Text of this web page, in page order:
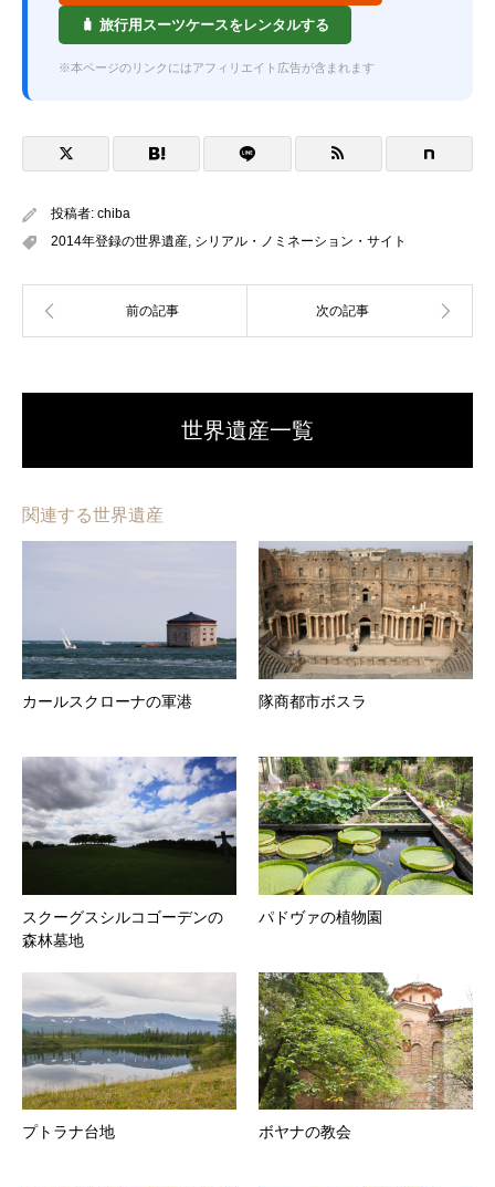
🧳 旅行用スーツケースをレンタルする
※本ページのリンクにはアフィリエイト広告が含まれます
投稿者: chiba
2014年登録の世界遺産, シリアル・ノミネーション・サイト
世界遺産一覧
関連する世界遺産
カールスクローナの軍港 隊商都市ボスラ
スクーグスシルコゴーデンの
森林墓地
パドヴァの植物園
プトラナ台地 ボヤナの教会